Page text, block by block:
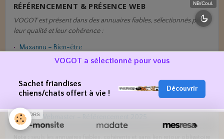
RÉFÉRENCEMENT & PRÉSENCE WEB
VOGOT est présent dans des annuaires fiables, sélectionnés pour
leur qualité et leur cohérence :
Maxannu – Bien-être
NosAvis – Naturopathes
ReachConversion – Sélection 2025
Super Webmaster – Référencement 2025
NB/Coul.
VOGOT a sélectionné pour vous
Sachet friandises
chiens/chats offert à vie !
Découvrir
SPONSORS